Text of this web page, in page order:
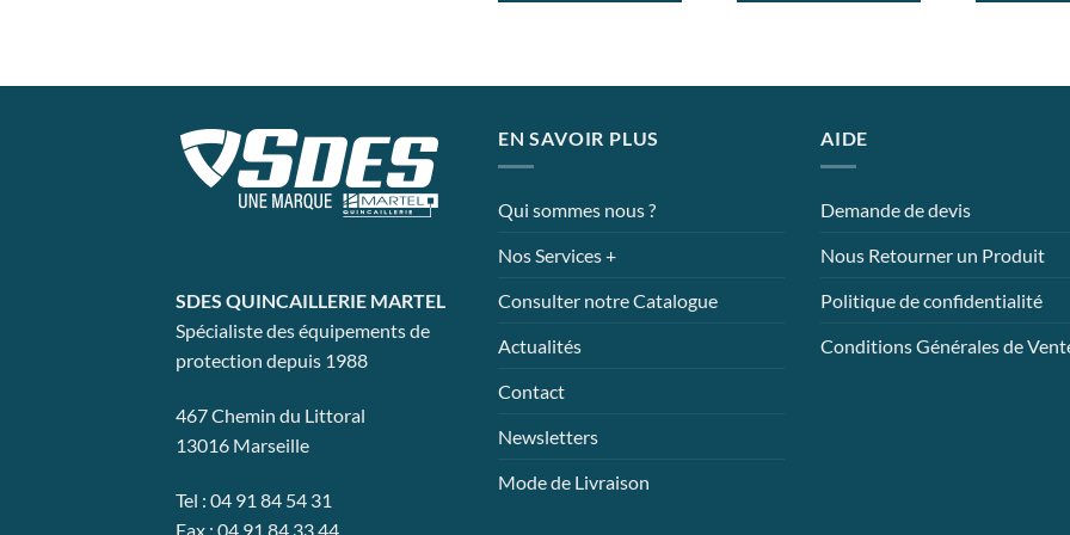
Les
peuvent
choisies
page
produit
SDES QUINCAILLERIE MARTEL
Spécialiste des équipements de
protection depuis 1988
467 Chemin du Littoral
13016 Marseille
Tel : 04 91 84 54 31
Fax : 04 91 84 33 44
EN SAVOIR PLUS
Qui sommes nous ?
Nos Services +
Consulter notre Catalogue
Actualités
Contact
Newsletters
Mode de Livraison
AIDE
Demande de devis
Nous Retourner un Produit
Politique de confidentialité
Conditions Générales de